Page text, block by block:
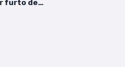
furto de